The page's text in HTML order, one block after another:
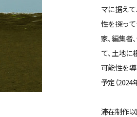
マに据え
性を探って
家、編集
て、土地に
可能性を導
予定（2024
滞在制作以